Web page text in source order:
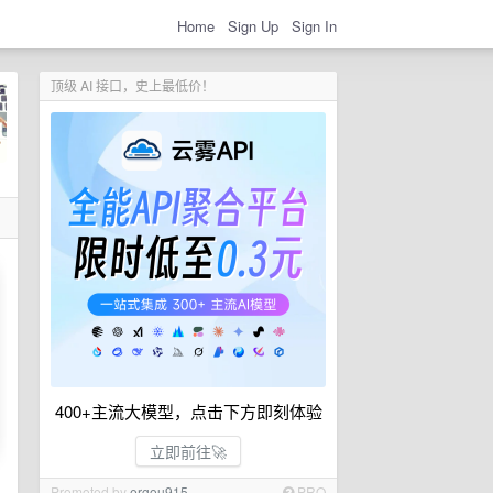
Home Sign Up Sign In
顶级 AI 接口，史上最低价！
400+主流大模型，点击下方即刻体验
立即前往🚀